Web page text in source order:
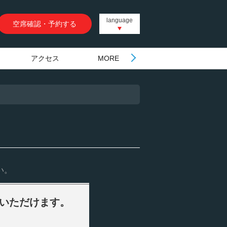
空席確認・予約する language
アクセス MORE
ただけます。